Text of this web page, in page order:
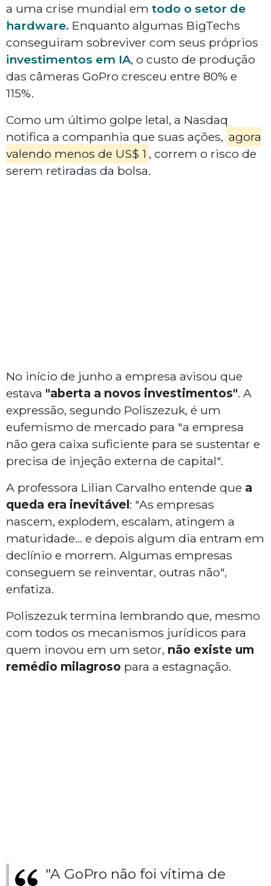
a uma crise mundial em todo o setor de
hardware. Enquanto algumas BigTechs
conseguiram sobreviver com seus próprios
investimentos em IA, o custo de produção
das câmeras GoPro cresceu entre 80% e
115%.
Como um último golpe letal, a Nasdaq
notifica a companhia que suas ações, agora
valendo menos de US$ 1 , correm o risco de
serem retiradas da bolsa.
No início de junho a empresa avisou que
estava "aberta a novos investimentos". A
expressão, segundo Poliszezuk, é um
eufemismo de mercado para "a empresa
não gera caixa suficiente para se sustentar e
precisa de injeção externa de capital".
A professora Lilian Carvalho entende que a
queda era inevitável: "As empresas
nascem, explodem, escalam, atingem a
maturidade... e depois algum dia entram em
declínio e morrem. Algumas empresas
conseguem se reinventar, outras não",
enfatiza.
Poliszezuk termina lembrando que, mesmo
com todos os mecanismos jurídicos para
quem inovou em um setor, não existe um
remédio milagroso para a estagnação.
"A GoPro não foi vítima de